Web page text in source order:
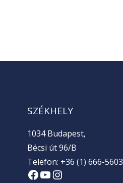
SZÉKHELY
1034 Budapest,
Bécsi út 96/B
Telefon: +36 (1) 666-5603
Facebook
YouTube
Instagram